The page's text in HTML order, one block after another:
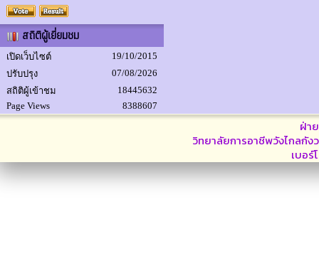
สถิติผู้เยี่ยมชม
เปิดเว็บไซต์
19/10/2015
ปรับปรุง
07/08/2026
สถิติผู้เข้าชม
18445632
Page Views
8388607
ฝ่า
วิทยาลัยการอาชีพวังไกลกัง
เบอ